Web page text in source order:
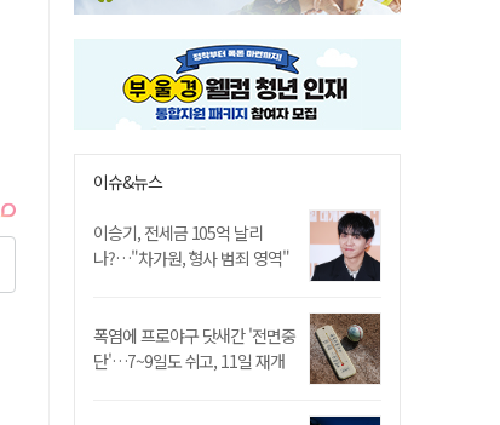
이슈&뉴스
이승기, 전세금 105억 날리
나?…"차가원, 형사 범죄 영역"
폭염에 프로야구 닷새간 '전면중
단'…7~9일도 쉬고, 11일 재개